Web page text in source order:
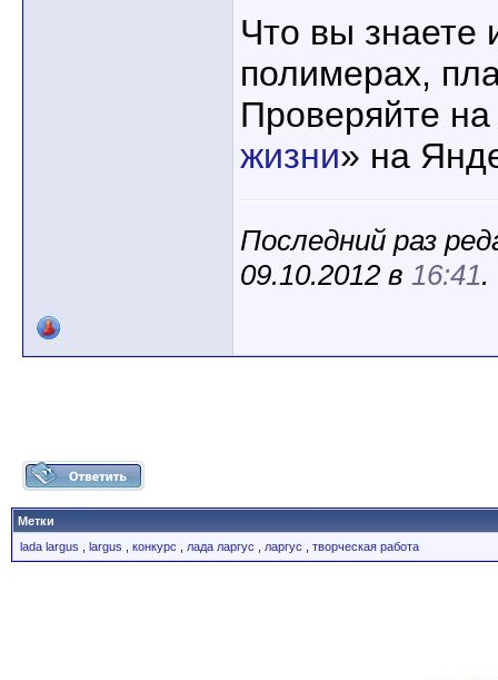
Что вы знаете
полимерах,
Проверяйте
жизни» на
Последний раз
09.10.2012 в 16:41.
Метки
lada largus
largus конкурс лада ларгус ларгус творческая работа